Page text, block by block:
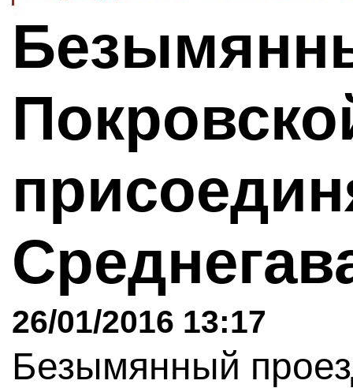
26/01/2016 13:17
Безымянный